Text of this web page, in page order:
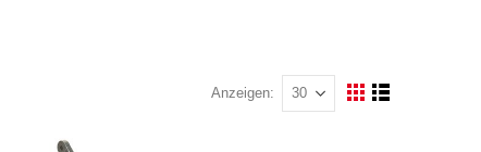
Anzeigen
Ansicht